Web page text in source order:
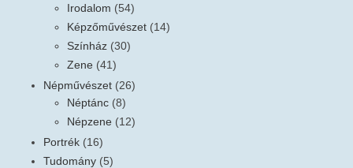
Irodalom (54)
Képzőművészet (14)
Színház (30)
Zene (41)
Népművészet (26)
Néptánc (8)
Népzene (12)
Portrék (16)
Tudomány (5)